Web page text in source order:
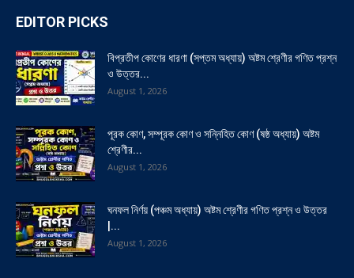
EDITOR PICKS
বিপ্রতীপ কোণের ধারণা (সপ্তম অধ্যায়) অষ্টম শ্রেণীর গণিত প্রশ্ন
ও উত্তর...
August 1, 2026
পূরক কোণ, সম্পূরক কোণ ও সন্নিহিত কোণ (ষষ্ঠ অধ্যায়) অষ্টম
শ্রেণীর...
August 1, 2026
ঘনফল নির্ণয় (পঞ্চম অধ্যায়) অষ্টম শ্রেণীর গণিত প্রশ্ন ও উত্তর
|...
August 1, 2026